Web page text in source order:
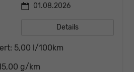
01.08.2026
Details
5,00 l/100km
g/km